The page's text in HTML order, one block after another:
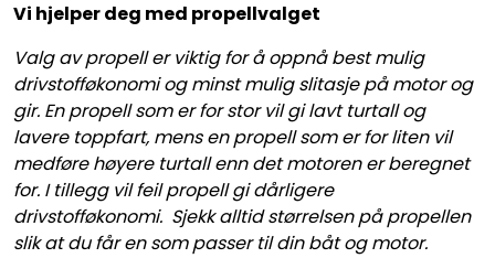
Vi hjelper deg med propellvalget
Valg av propell er viktig for å oppnå best mulig
drivstofføkonomi og minst mulig slitasje på motor og
gir. En propell som er for stor vil gi lavt turtall og
lavere toppfart, mens en propell som er for liten vil
medføre høyere turtall enn det motoren er beregnet
for. I tillegg vil feil propell gi dårligere
drivstofføkonomi. Sjekk alltid størrelsen på propellen
slik at du får en som passer til din båt og motor.
Fortøyning
Fritid/Sikkerhet
Båtpleie/Opplag
Seil